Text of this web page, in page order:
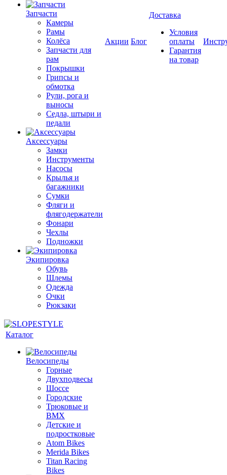
Запчасти
Камеры
Рамы
Колёса
Запчасти для
рам
Покрышки
Грипсы и
обмотка
Рули, рога и
выносы
Седла, штыри и
педали
Аксессуары
Замки
Инструменты
Насосы
Крылья и
багажники
Сумки
Фляги и
флягодержатели
Фонари
Чехлы
Подножки
Экипировка
Обувь
Шлемы
Одежда
Очки
Рюкзаки
Акции Блог
Доставка
Условия
оплаты
Гарантия
на товар
Каталог
Велосипеды
Горные
Двухподвесы
Шоссе
Городские
Трюковые и
BMX
Детские и
подростковые
Atom Bikes
Merida Bikes
Titan Racing
Bikes